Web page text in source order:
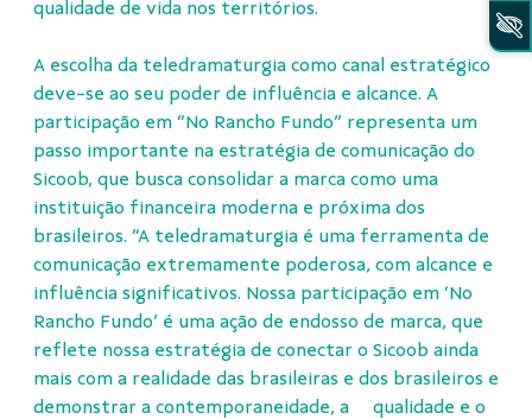
qualidade de vida nos territórios.
A escolha da teledramaturgia como canal estratégico
deve-se ao seu poder de influência e alcance. A
participação em “No Rancho Fundo” representa um
passo importante na estratégia de comunicação do
Sicoob, que busca consolidar a marca como uma
instituição financeira moderna e próxima dos
brasileiros. “A teledramaturgia é uma ferramenta de
comunicação extremamente poderosa, com alcance e
influência significativos. Nossa participação em ‘No
Rancho Fundo’ é uma ação de endosso de marca, que
reflete nossa estratégia de conectar o Sicoob ainda
mais com a realidade das brasileiras e dos brasileiros e
demonstrar a contemporaneidade, a qualidade e o